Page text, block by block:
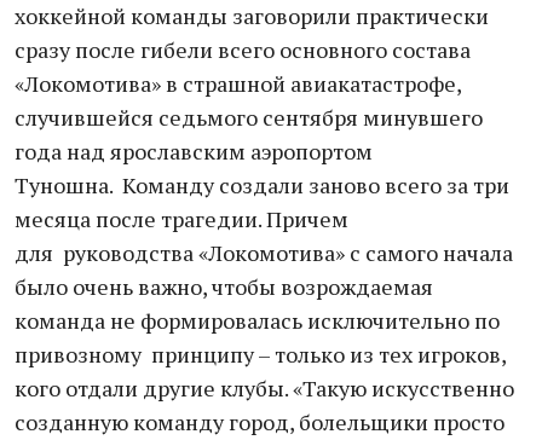
хоккейной команды заговорили практически
сразу после гибели всего основного состава
«Локомотива» в страшной авиакатастрофе,
случившейся седьмого сентября минувшего
года над ярославским аэропортом
Туношна. Команду создали заново всего за три
месяца после трагедии. Причем
для руководства «Локомотива» с самого начала
было очень важно, чтобы возрождаемая
команда не формировалась исключительно по
привозному принципу – только из тех игроков,
кого отдали другие клубы. «Такую искусственно
созданную команду город, болельщики просто